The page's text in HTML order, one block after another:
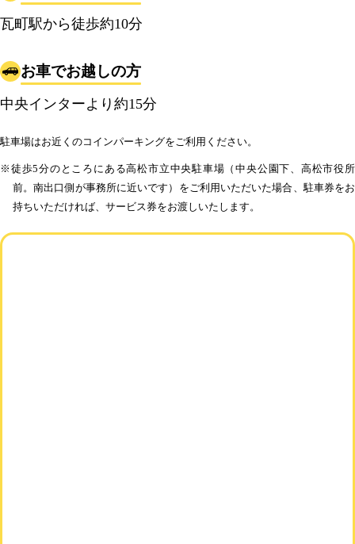
瓦町駅から徒歩約10分
お車でお越しの方
中央インターより約15分
駐車場はお近くのコインパーキングをご利用ください。
※徒歩5分のところにある高松市立中央駐車場（中央公園下、高松市役所
前。南出口側が事務所に近いです）をご利用いただいた場合、駐車券をお
持ちいただければ、サービス券をお渡しいたします。